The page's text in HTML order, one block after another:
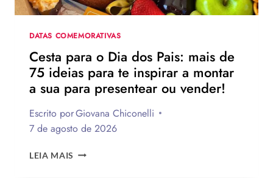
HOMENAGEAR
DATA
DATAS COMEMORATIVAS
Cesta para o Dia dos Pais: mais de
75 ideias para te inspirar a montar
a sua para presentear ou vender!
Escrito porGiovana Chiconelli
7 de agosto de 2026
LEIA MAIS CESTA